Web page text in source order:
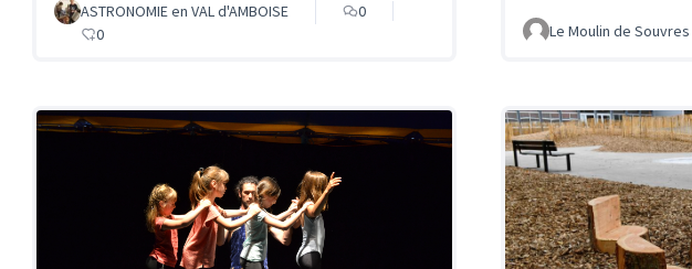
ASTRONOMIE en VAL d'AMBOISE
0
0
Le Moulin de Souvres